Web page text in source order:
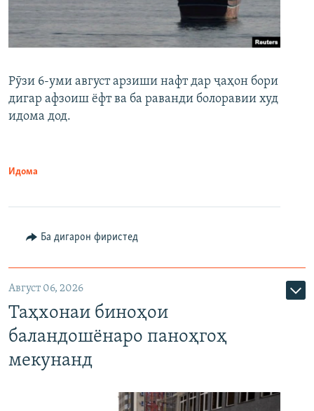
Рӯзи 6-уми август арзиши нафт дар ҷаҳон бори
дигар афзоиш ёфт ва ба раванди болоравии худ
идома дод.
Идома
Ба дигарон фиристед
Август 06, 2026
Таҳхонаи биноҳои
баландошёнаро паноҳгоҳ
мекунанд